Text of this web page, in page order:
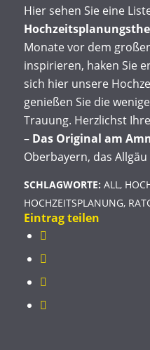
Hier sehen Sie eine
Monate vor dem
inspirieren, haken Sie
sich hier unsere
genießen Sie die
Trauung. Herzlichst
– Das Original am
Oberbayern, das
SCHLAGWORTE: ALL ,
HOCHZEITSPLANUNG,
Eintrag teilen